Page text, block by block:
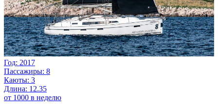
Год: 2017
Пассажиры: 8
Каюты: 3
Длина: 12.35
от 1000 в неделю